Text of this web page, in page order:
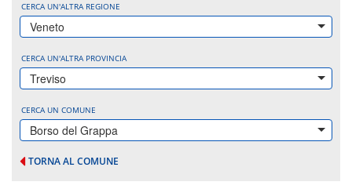
CERCA UN'ALTRA REGIONE
Veneto
CERCA UN'ALTRA PROVINCIA
Treviso
CERCA UN COMUNE
Borso del Grappa
TORNA AL COMUNE